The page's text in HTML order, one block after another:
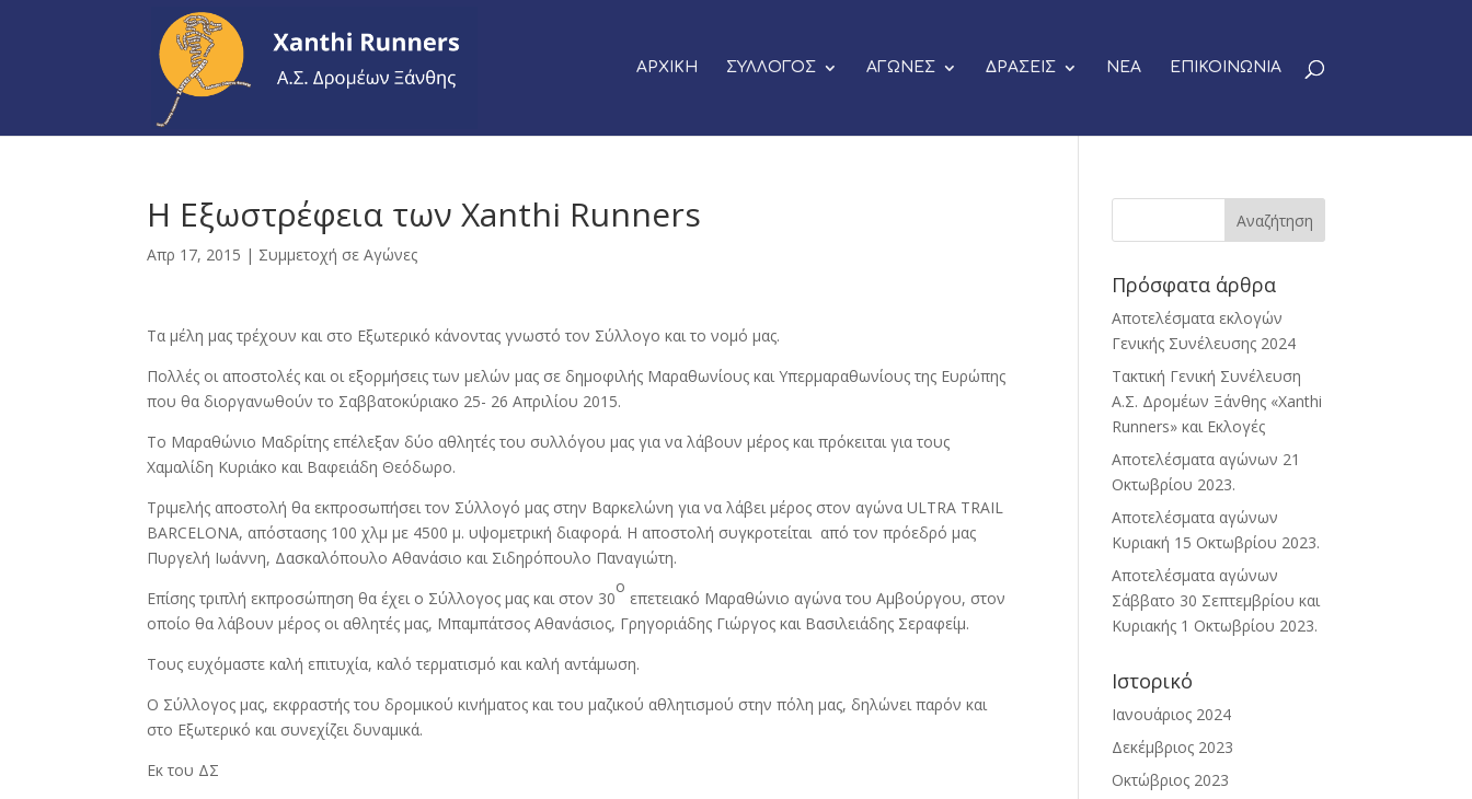
ΑΡΧΙΚΗ ΣΥΛΛΟΓΟΣ ΑΓΩΝΕΣ ΔΡΑΣΕΙΣ ΝΕΑ ΕΠΙΚΟΙΝΩΝΙΑ
Η Εξωστρέφεια των Xanthi Runners
Απρ 17, 2015 | Συμμετοχή σε Αγώνες
Τα μέλη μας τρέχουν και στο Εξωτερικό κάνοντας γνωστό τον Σύλλογο και το νομό μας.
Πολλές οι αποστολές και οι εξορμήσεις των μελών μας σε δημοφιλής Μαραθωνίους και Υπερμαραθωνίους της Ευρώπης
που θα διοργανωθούν το Σαββατοκύριακο 25- 26 Απριλίου 2015.
Το Μαραθώνιο Μαδρίτης επέλεξαν δύο αθλητές του συλλόγου μας για να λάβουν μέρος και πρόκειται για τους
Χαμαλίδη Κυριάκο και Βαφειάδη Θεόδωρο.
Τριμελής αποστολή θα εκπροσωπήσει τον Σύλλογό μας στην Βαρκελώνη για να λάβει μέρος στον αγώνα ULTRA TRAIL
BARCELONA, απόστασης 100 χλμ με 4500 μ. υψομετρική διαφορά. Η αποστολή συγκροτείται από τον πρόεδρό μας
Πυργελή Ιωάννη, Δασκαλόπουλο Αθανάσιο και Σιδηρόπουλο Παναγιώτη.
Επίσης τριπλή εκπροσώπηση θα έχει ο Σύλλογος μας και στον 30
ο
επετειακό Μαραθώνιο αγώνα του Αμβούργου, στον
οποίο θα λάβουν μέρος οι αθλητές μας, Μπαμπάτσος Αθανάσιος, Γρηγοριάδης Γιώργος και Βασιλειάδης Σεραφείμ.
Τους ευχόμαστε καλή επιτυχία, καλό τερματισμό και καλή αντάμωση.
Ο Σύλλογος μας, εκφραστής του δρομικού κινήματος και του μαζικού αθλητισμού στην πόλη μας, δηλώνει παρόν και
στο Εξωτερικό και συνεχίζει δυναμικά.
Εκ του ΔΣ
Πρόσφατα άρθρα
Αποτελέσματα εκλογών
Γενικής Συνέλευσης 2024
Τακτική Γενική Συνέλευση
Α.Σ. Δρομέων Ξάνθης «Xanthi
Runners» και Εκλογές
Αποτελέσματα αγώνων 21
Οκτωβρίου 2023.
Αποτελέσματα αγώνων
Κυριακή 15 Οκτωβρίου 2023.
Αποτελέσματα αγώνων
Σάββατο 30 Σεπτεμβρίου και
Κυριακής 1 Οκτωβρίου 2023.
Ιστορικό
Ιανουάριος 2024
Δεκέμβριος 2023
Οκτώβριος 2023